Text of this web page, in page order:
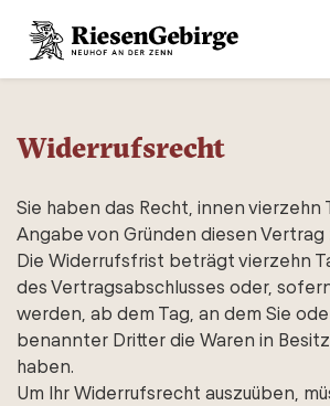
Widerrufsrecht
Sie haben das Recht, innen vierzehn
Angabe von Gründen diesen Vertrag
Die Widerrufsfrist beträgt vierzehn
des Vertragsabschlusses oder,
werden, ab dem Tag, an dem Sie
benannter Dritter die Waren in
haben.
Um Ihr Widerrufsrecht auszuüben,